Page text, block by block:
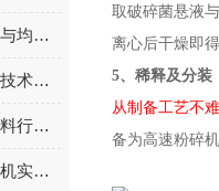
高剪切均质机：物料细化与均质的强力引擎
提升高剪切均质机性能的技术创新与优化策略
高剪切均质机在食品与饮料行业的应用
创新技术助力高剪切均质机实现更精细的加工
取破碎菌悬液
离心后干燥即得
5、稀释及分装
从制备工艺不
备为高速粉碎